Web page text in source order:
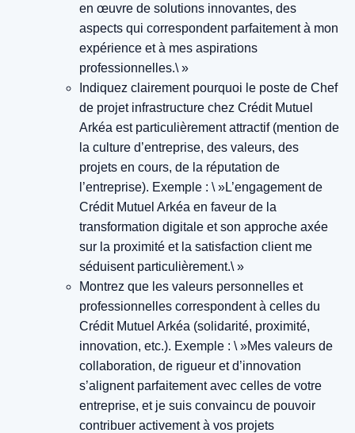
en œuvre de solutions innovantes, des
aspects qui correspondent parfaitement à mon
expérience et à mes aspirations
professionnelles.\ »
Indiquez clairement pourquoi le poste de Chef
de projet infrastructure chez Crédit Mutuel
Arkéa est particulièrement attractif (mention de
la culture d’entreprise, des valeurs, des
projets en cours, de la réputation de
l’entreprise). Exemple : \ »L’engagement de
Crédit Mutuel Arkéa en faveur de la
transformation digitale et son approche axée
sur la proximité et la satisfaction client me
séduisent particulièrement.\ »
Montrez que les valeurs personnelles et
professionnelles correspondent à celles du
Crédit Mutuel Arkéa (solidarité, proximité,
innovation, etc.). Exemple : \ »Mes valeurs de
collaboration, de rigueur et d’innovation
s’alignent parfaitement avec celles de votre
entreprise, et je suis convaincu de pouvoir
contribuer activement à vos projets